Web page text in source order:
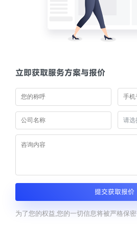
立即获取服务方案与报价
提交获取报价
为了您的权益,您的一切信息将被严格保密